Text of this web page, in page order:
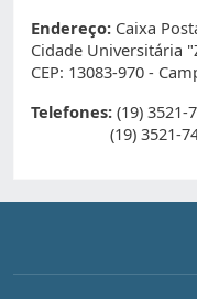
Endereço: Caixa
Cidade Universitária
CEP: 13083-970 -
Telefones: (19) 3521-
(19) 3521-